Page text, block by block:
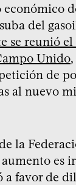
del
se reunió el
Unido
de
al nuevo
la
es
a favor de